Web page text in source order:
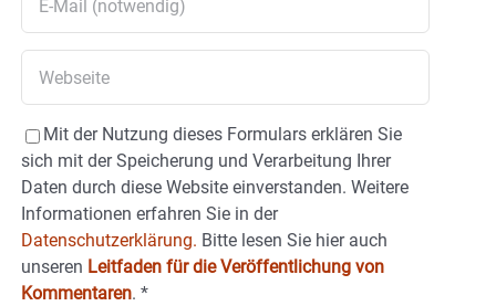
Mit der Nutzung dieses Formulars erklären Sie
sich mit der Speicherung und Verarbeitung Ihrer
Daten durch diese Website einverstanden. Weitere
Informationen erfahren Sie in der
Datenschutzerklärung. Bitte lesen Sie hier auch
unseren Leitfaden für die Veröffentlichung von
Kommentaren. *